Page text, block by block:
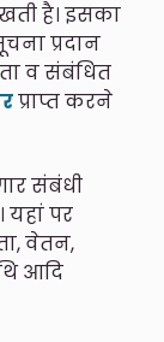
है। इसका
प्रदान
व संबंधित
प्राप्त करने
संबंधी
यहां पर
वेतन,
आदि